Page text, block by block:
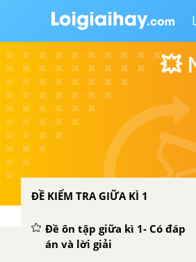
💥
ĐỀ KIỂM TRA GIỮA KÌ 1
Đề ôn tập giữa kì 1- Có đáp
án và lời giải